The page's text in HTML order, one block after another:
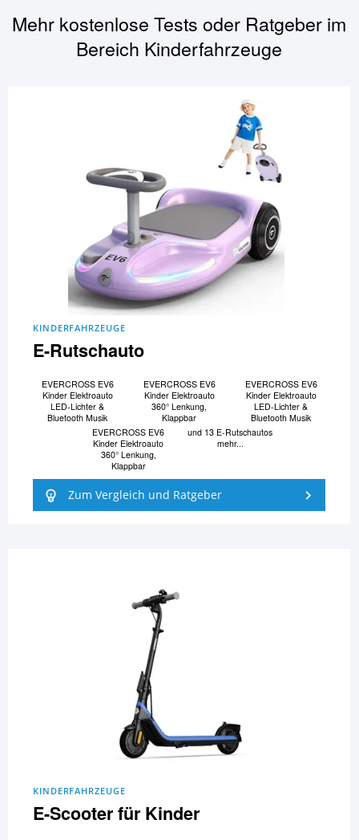
Mehr kostenlose Tests oder Ratgeber im
Bereich Kinderfahrzeuge
KINDERFAHRZEUGE
E-Rutschauto
EVERCROSS EV6
Kinder Elektroauto
LED-Lichter &
Bluetooth Musik
EVERCROSS EV6
Kinder Elektroauto
360° Lenkung,
Klappbar
EVERCROSS EV6
Kinder Elektroauto
LED-Lichter &
Bluetooth Musik
EVERCROSS EV6
Kinder Elektroauto
360° Lenkung,
Klappbar
und 13 E-Rutschautos
mehr...
Zum Vergleich und Ratgeber
KINDERFAHRZEUGE
E-Scooter für Kinder